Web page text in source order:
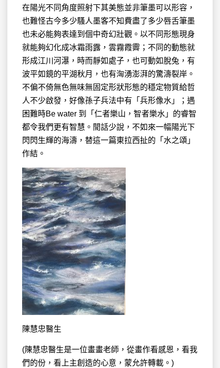
在陽光不同角度照射下其美態並非筆墨可以形容，
也難怪古今多少騷人墨客不知費盡了多少唇舌筆墨
也未必能夠表達到個中奇幻壯觀。以不同形態現身
就能夠幻化成冰霜雨露，雲霧霞霽；不同的動態就
形成江川河瀑，時而靜如處子，也可動如脫兔，有
波平如鏡的平湖秋月，也有洶湧澎湃的驚濤裂岸。
不偏不倚無色無味無固定形狀形態的穩定物質給哲
人不少啟發，好像孫子兵法中有「兵形像水」；遇
困難時Be water 到「仁者樂山，智者樂水」的睿智
都令我們更有智慧。閒話少說，不如來一幅陽光下
閃閃生輝的海濤，替這一篇東拉西扯的「水之頌」
作結。
陳慧忠醫生
(陳慧忠醫生是一位畫畫老師，從畫作看感恩，看我
們的份，看上主創造的心意，蒙允許轉載。)